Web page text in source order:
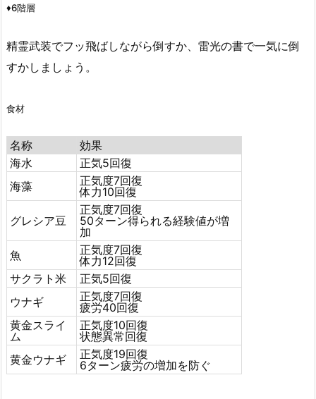
♦6階層
精霊武装でフッ飛ばしながら倒すか、雷光の書で一気に倒
すかしましょう。
食材
名称
効果
海水
正気5回復
海藻
正気度7回復
体力10回復
グレシア豆
正気度7回復
50ターン得られる経験値が増
加
魚
正気度7回復
体力12回復
サクラト米
正気5回復
ウナギ
正気度7回復
疲労40回復
黄金スライ
ム
正気度10回復
状態異常回復
黄金ウナギ
正気度19回復
6ターン疲労の増加を防ぐ